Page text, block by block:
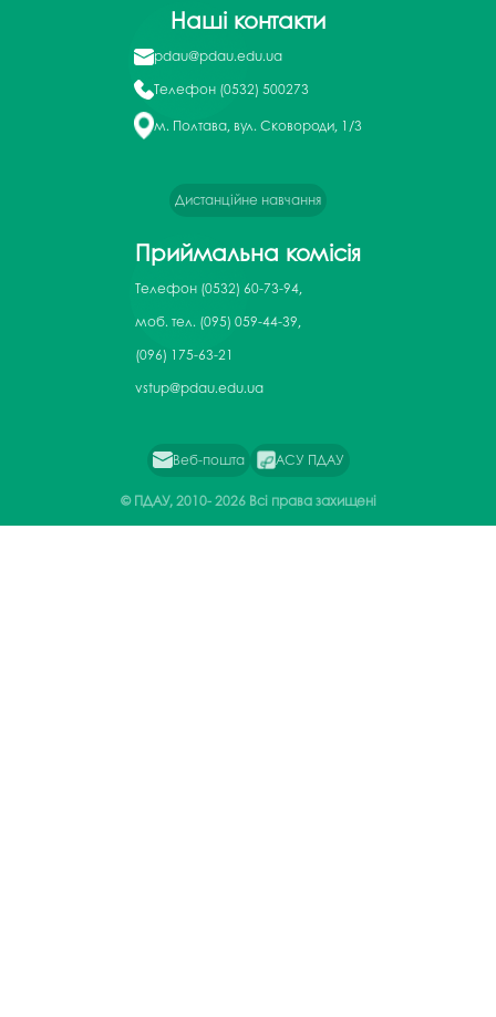
Наші контакти
pdau@pdau.edu.ua
Телефон (0532) 500273
м. Полтава, вул. Сковороди, 1/3
Дистанційне навчання
Приймальна комісія
Телефон (0532) 60-73-94,
моб. тел. (095) 059-44-39,
(096) 175-63-21
vstup@pdau.edu.ua
Веб-пошта АСУ ПДАУ
© ПДАУ, 2010-2026 Всі права захищені